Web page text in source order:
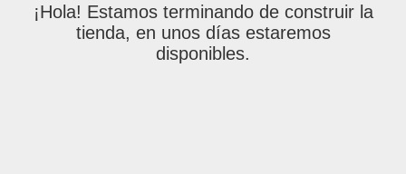
¡Hola! Estamos terminando de construir la
tienda, en unos días estaremos
disponibles.